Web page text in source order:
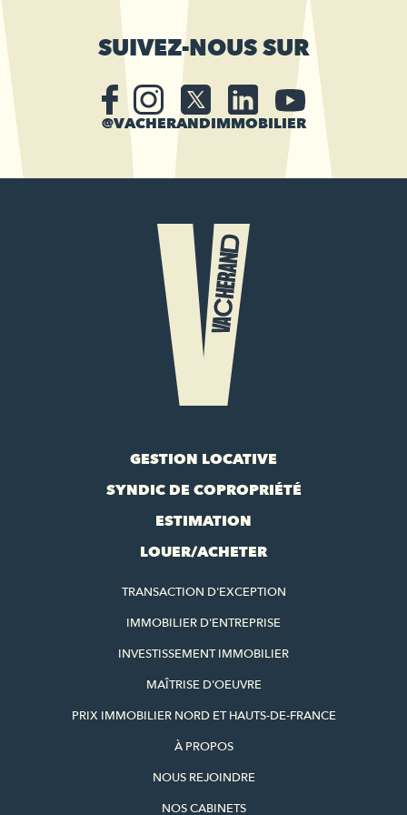
SUIVEZ-NOUS SUR
@VACHERANDIMMOBILIER
GESTION LOCATIVE
SYNDIC DE COPROPRIÉTÉ
ESTIMATION
LOUER/ACHETER
TRANSACTION D'EXCEPTION
IMMOBILIER D'ENTREPRISE
INVESTISSEMENT IMMOBILIER
MAÎTRISE D'OEUVRE
PRIX IMMOBILIER NORD ET HAUTS-DE-FRANCE
À PROPOS
NOUS REJOINDRE
NOS CABINETS